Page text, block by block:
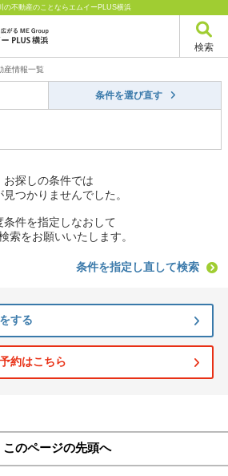
不動産のことならエムイーPLUS横浜
検索
産情報一覧
条件を選び直す
お探しの条件では
見つかりませんでした。
条件を指定しなおして
索をお願いいたします。
条件を指定し直して検索
する
約はこちら
このページの先頭へ